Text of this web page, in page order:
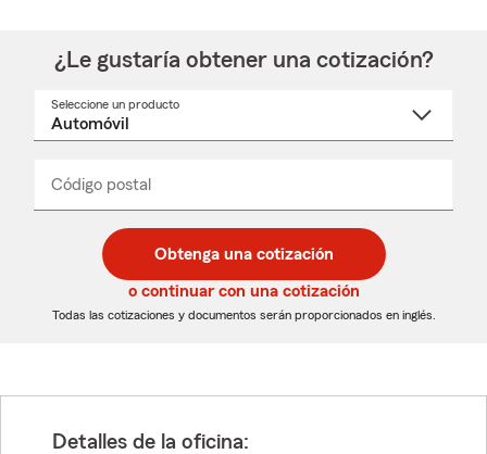
¿Le gustaría obtener una cotización?
Seleccione un producto
desplegable
Código postal
de
5
dígitos
de
5
dígitos
_____
Obtenga una cotización
o continuar con una cotización
Todas las cotizaciones y documentos serán proporcionados en inglés.
Detalles de la oficina: